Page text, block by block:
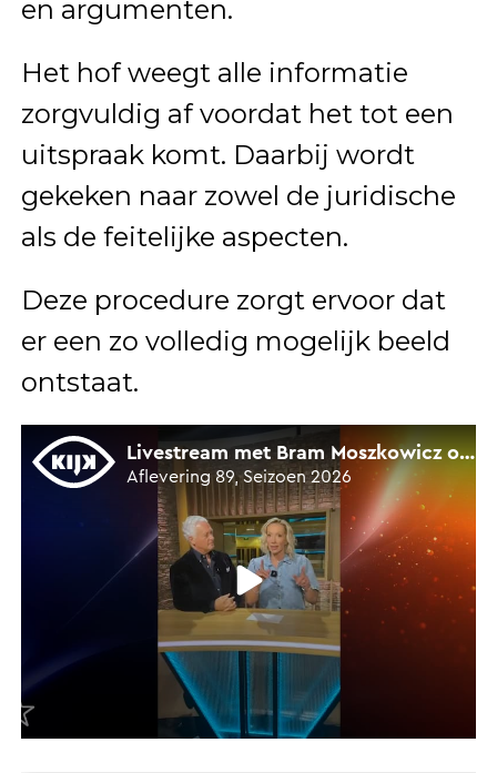
en argumenten.
Het hof weegt alle informatie
zorgvuldig af voordat het tot een
uitspraak komt. Daarbij wordt
gekeken naar zowel de juridische
als de feitelijke aspecten.
Deze procedure zorgt ervoor dat
er een zo volledig mogelijk beeld
ontstaat.